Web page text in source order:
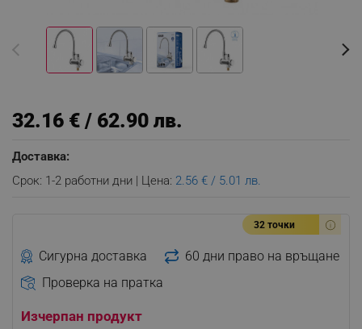
32.16 € / 62.90 лв.
Доставка:
Срок: 1-2 работни дни | Цена: 2.56 € / 5.01 лв.
32 точки
Сигурна доставка
60 дни право на връщане
Проверка на пратка
Изчерпан продукт